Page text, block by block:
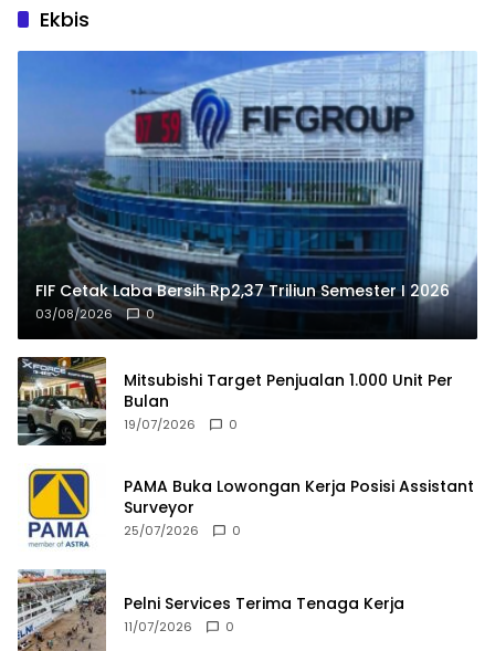
Ekbis
FIF Cetak Laba Bersih Rp2,37 Triliun Semester I 2026
03/08/2026 0
Mitsubishi Target Penjualan 1.000 Unit Per
Bulan
19/07/2026 0
PAMA Buka Lowongan Kerja Posisi Assistant
Surveyor
25/07/2026 0
Pelni Services Terima Tenaga Kerja
11/07/2026 0